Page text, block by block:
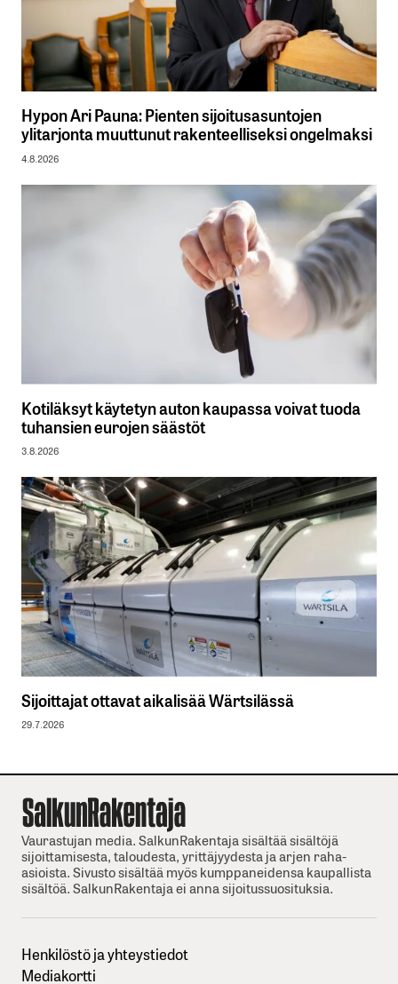
Hypon Ari Pauna: Pienten sijoitusasuntojen
ylitarjonta muuttunut rakenteelliseksi ongelmaksi
4.8.2026
Kotiläksyt käytetyn auton kaupassa voivat tuoda
tuhansien eurojen säästöt
3.8.2026
Sijoittajat ottavat aikalisää Wärtsilässä
29.7.2026
Vaurastujan media. SalkunRakentaja sisältää sisältöjä
sijoittamisesta, taloudesta, yrittäjyydesta ja arjen raha-
asioista. Sivusto sisältää myös kumppaneidensa kaupallista
sisältöä. SalkunRakentaja ei anna sijoitussuosituksia.
Henkilöstö ja yhteystiedot
Mediakortti